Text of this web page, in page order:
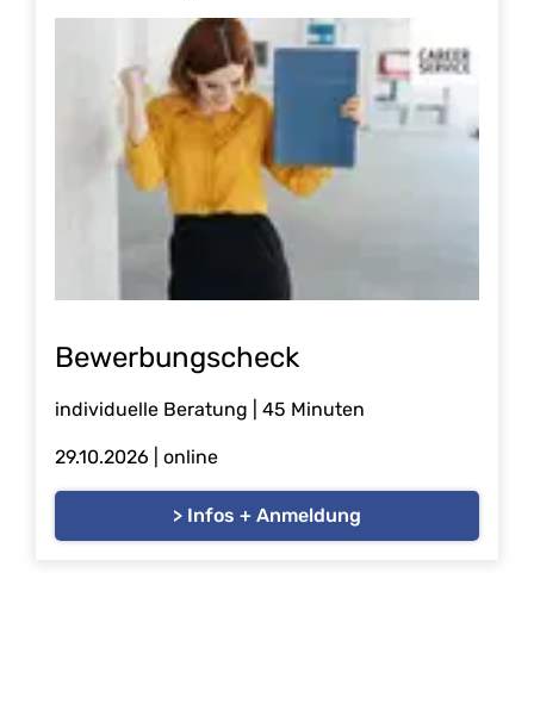
Bewerbungscheck
individuelle Beratung | 45 Minuten
29.10.2026 | online
> Infos + Anmeldung